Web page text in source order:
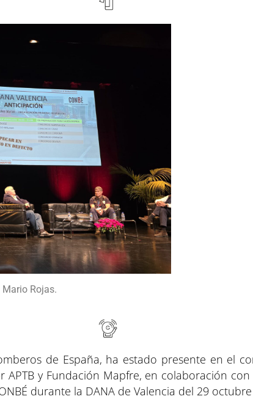
Rojas.
de España, ha estado presente en el
APTB y Fundación Mapfre, en colaboración
durante la DANA de Valencia del 29